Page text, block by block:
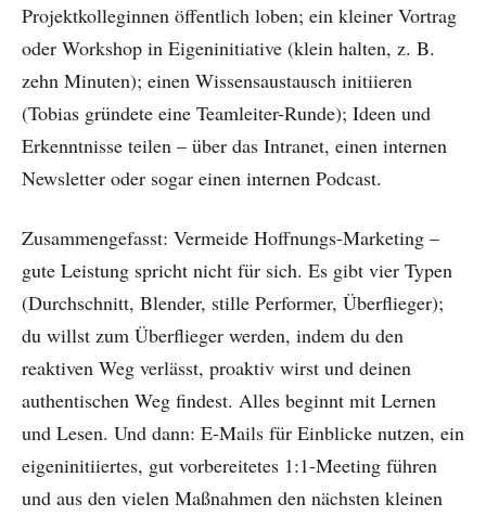
Projektkolleginnen öffentlich loben; ein kleiner Vortrag
oder Workshop in Eigeninitiative (klein halten, z. B.
zehn Minuten); einen Wissensaustausch initiieren
(Tobias gründete eine Teamleiter-Runde); Ideen und
Erkenntnisse teilen – über das Intranet, einen internen
Newsletter oder sogar einen internen Podcast.
Zusammengefasst: Vermeide Hoffnungs-Marketing –
gute Leistung spricht nicht für sich. Es gibt vier Typen
(Durchschnitt, Blender, stille Performer, Überflieger);
du willst zum Überflieger werden, indem du den
reaktiven Weg verlässt, proaktiv wirst und deinen
authentischen Weg findest. Alles beginnt mit Lernen
und Lesen. Und dann: E-Mails für Einblicke nutzen, ein
eigeninitiiertes, gut vorbereitetes 1:1-Meeting führen
und aus den vielen Maßnahmen den nächsten kleinen